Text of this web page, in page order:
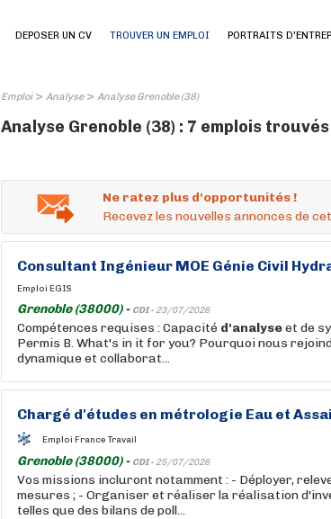
DEPOSER UN CV TROUVER UN EMPLOI PORTRAITS
Emploi> Analyse> Analyse Grenoble (38)
Analyse Grenoble (38) : 7 emplois trouvés
Ne ratez plus d'opportunités !
Recevez les nouvelles annonces de
Consultant Ingénieur MOE Génie Civil
Emploi EGIS
Grenoble (38000) - CDI - 23/07/2026
Compétences requises : Capacité d'analyseet de
Permis B. What's in it for you? Pourquoi nous
dynamique et collaborat...
Chargé d'études en métrologie Eau et
Emploi France Travail
Grenoble (38000) - CDI - 25/07/2026
Vos missions incluront notamment : - Déployer,
mesures ; - Organiser et réaliser la réalisation
telles que des bilans de poll...